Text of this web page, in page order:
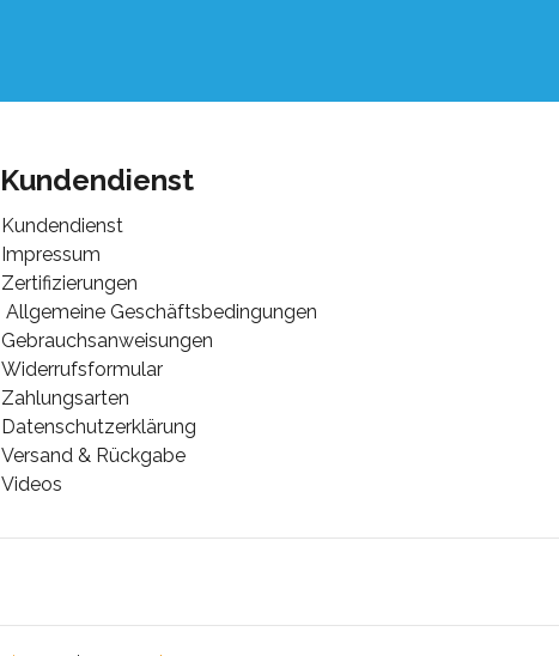
Kundendienst
Kundendienst
Impressum
Zertifizierungen
Allgemeine Geschäftsbedingungen
Gebrauchsanweisungen
Widerrufsformular
Zahlungsarten
Datenschutzerklärung
Versand & Rückgabe
Videos